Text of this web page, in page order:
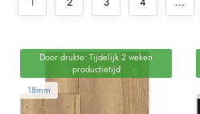
Door drukte: Tijdelijk 2 weken
productietijd
18mm